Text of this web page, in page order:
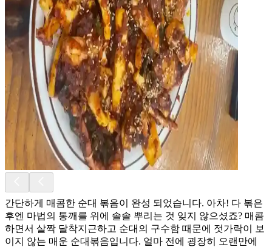
간단하게 매콤한 순대 볶음이 완성 되었습니다. 아차! 다 볶은
후엔 마법의 통깨를 위에 솔솔 뿌리는 것 잊지 않으셨죠? 매콤
하면서 살짝 달착지근하고 순대의 구수함 때문에 젓가락이 보
이지 않는 매운 순대볶음입니다. 얼마 전에 굉장히 오랜만에